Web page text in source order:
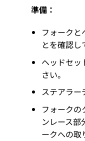
準備：
フォーク
とを確認
ヘッドセッ
さい。
ステアラー
フォーク
ンレース
ークへの取